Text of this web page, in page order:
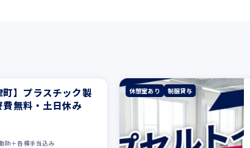
町】プラスチック製
無料・土日休み
8h＋各種手当込み
休憩室あり 制服貸与